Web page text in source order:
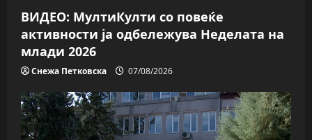
n
ВИДЕО: МултиКулти со повеќе
активности ја одбележува Неделата на
млади 2026
Снежа Петковска 07/08/2026